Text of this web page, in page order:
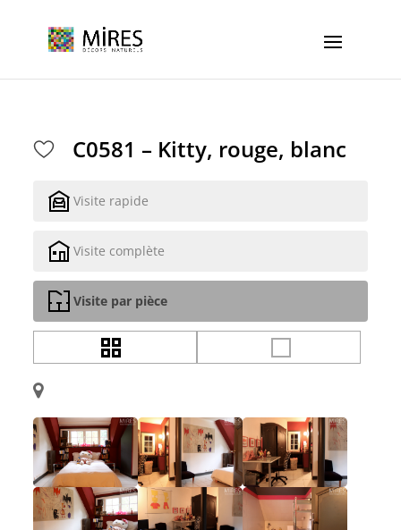
C0581 – Kitty, rouge, blanc
Visite rapide
Visite complète
Visite par pièce